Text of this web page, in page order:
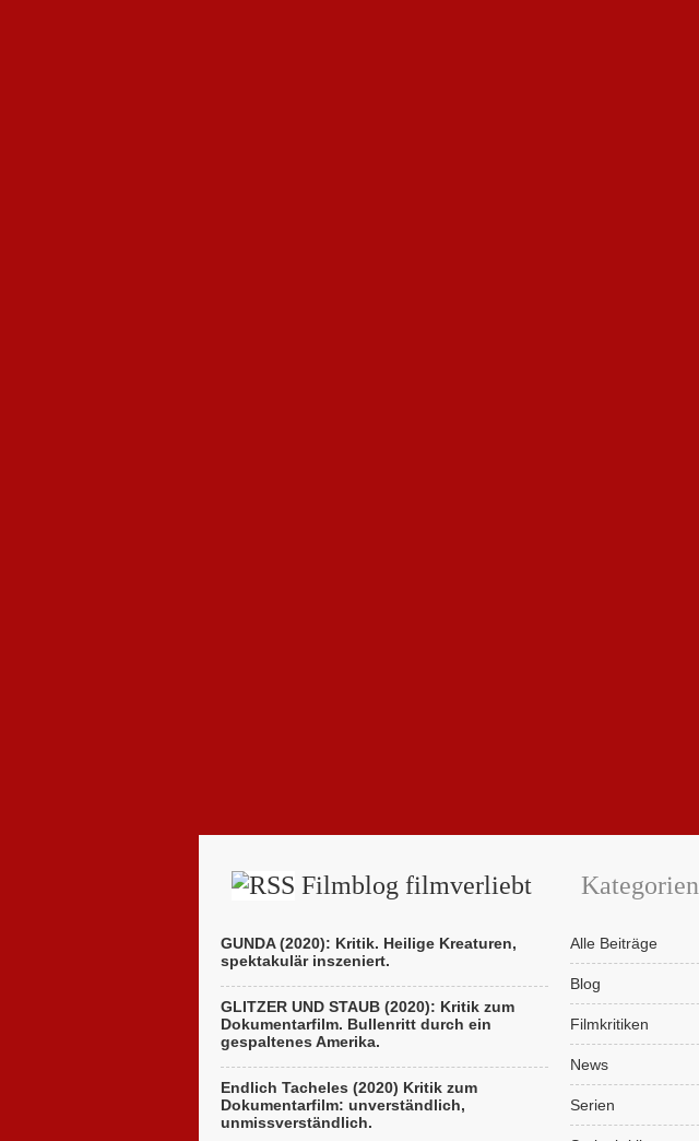
Filmblog filmverliebt
GUNDA (2020): Kritik. Heilige Kreaturen,
spektakulär inszeniert.
GLITZER UND STAUB (2020): Kritik zum
Dokumentarfilm. Bullenritt durch ein
gespaltenes Amerika.
Endlich Tacheles (2020) Kritik zum
Dokumentarfilm: unverständlich,
unmissverständlich.
Kategorien
Alle Beiträge
Blog
Filmkritiken
News
Serien